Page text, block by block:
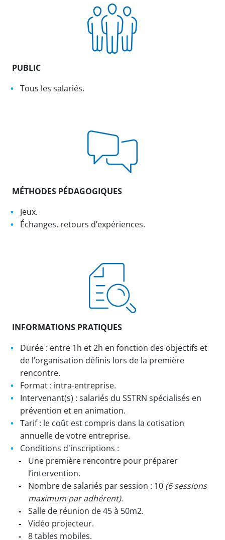
PUBLIC
Tous les salariés.
MÉTHODES PÉDAGOGIQUES
Jeux.
Échanges, retours d’expériences.
INFORMATIONS PRATIQUES
Durée : entre 1h et 2h en fonction des objectifs et
de l’organisation définis lors de la première
rencontre.
Format : intra-entreprise.
Intervenant(s) : salariés du SSTRN spécialisés en
prévention et en animation.
Tarif : le coût est compris dans la cotisation
annuelle de votre entreprise.
Conditions d'inscriptions :
Une première rencontre pour préparer
l’intervention.
Nombre de salariés par session : 10 (6 sessions
maximum par adhérent).
Salle de réunion de 45 à 50m2.
Vidéo projecteur.
8 tables mobiles.